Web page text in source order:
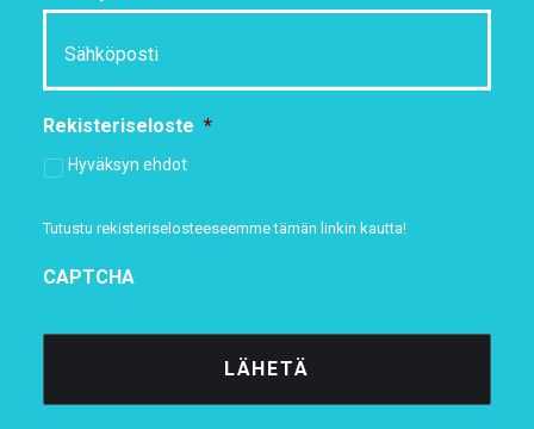
Rekisteriseloste *
Hyväksyn ehdot
Tutustu rekisteriselosteeseemmetämän linkin kautta!
CAPTCHA